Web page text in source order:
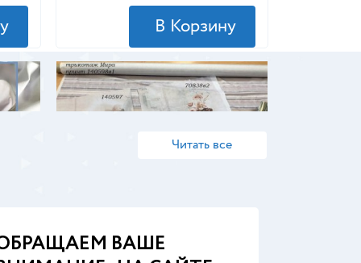
Читать все
ВАШЕ